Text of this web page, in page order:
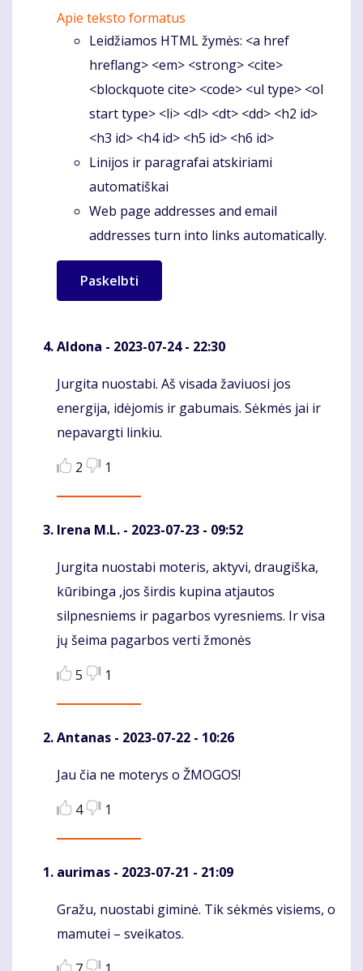
Apie teksto formatus
Leidžiamos HTML žymės: <a href
hreflang> <em> <strong> <cite>
<blockquote cite> <code> <ul type> <ol
start type> <li> <dl> <dt> <dd> <h2 id>
<h3 id> <h4 id> <h5 id> <h6 id>
Linijos ir paragrafai atskiriami
automatiškai
Web page addresses and email
addresses turn into links automatically.
Aldona - 2023-07-24 - 22:30
Komentaras
Jurgita nuostabi. Aš visada žaviuosi jos
energija, idėjomis ir gabumais. Sėkmės jai ir
nepavargti linkiu.
2
1
Irena M.L. - 2023-07-23 - 09:52
Komentaras
Jurgita nuostabi moteris, aktyvi, draugiška,
kūribinga ,jos širdis kupina atjautos
silpnesniems ir pagarbos vyresniems. Ir visa
jų šeima pagarbos verti žmonės
5
1
Antanas - 2023-07-22 - 10:26
Komentaras
Jau čia ne moterys o ŽMOGOS!
4
1
aurimas - 2023-07-21 - 21:09
Komentaras
Gražu, nuostabi giminė. Tik sėkmės visiems, o
mamutei – sveikatos.